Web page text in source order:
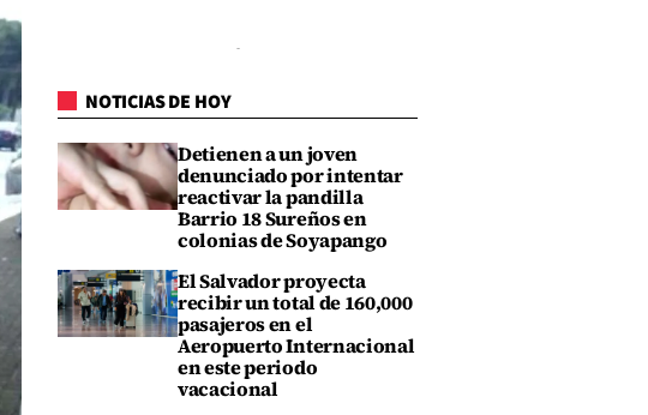
NOTICIAS DE HOY
Detienen a un joven
denunciado por intentar
reactivar la pandilla
Barrio 18 Sureños en
colonias de Soyapango
El Salvador proyecta
recibir un total de 160,000
pasajeros en el
Aeropuerto Internacional
en este periodo
vacacional